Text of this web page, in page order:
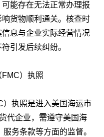
能存在无法正常办理报
货物顺利通关。核查时
息与企业实际经营情况
引发后续纠纷。
）执照
执照是进入美国海运市
代企业，需遵守美国海
务条款等方面的监督。